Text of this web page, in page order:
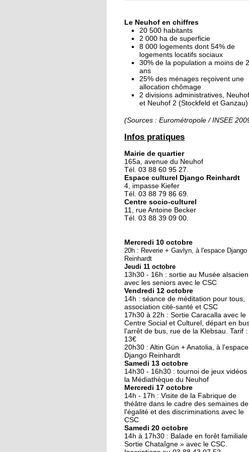
ciel ouvert »
16 octobre 2018
Un vécu de poids
15 octobre 2018
Difracto : devenir un pro
avec Django
Le vrac s'invite au Neuhof
11 octobre 2018
Les petites filles
chaussent leurs
10 octobre 2018
Nouveau look pour une
nouvelle mairie
19 octobre 2017
Face au challenge du
numérique
19 octobre 2017
La précarité tue
18 octobre 2017
Quatre décennies au
chevet du Neuhof
18 octobre 2017
Le Neuhof en chiffres
20 500 habitants
2 000 ha de superficie
8 000 logements dont 54% de
logements locatifs sociaux
30% de la population a moins de
ans
25% des ménages reçoivent une
allocation chômage
2 divisions administratives,
et Neuhof 2 (Stockfeld et Ganzau)
(Sources : Eurométropole / INSEE
Infos pratiques
Mairie de quartier
165a, avenue du Neuhof
Tél. 03 88 60 95 27.
Espace culturel Django Reinhardt
4, impasse Kiefer
Tél. 03 88 79 86 69.
Centre socio-culturel
11, rue Antoine Becker
Tél. 03 88 39 09 00.
Mercredi 10 octobre
20h : Reverie + Gavlyn, à l'espace Django
Reinhardt
Jeudi 11 octobre
13h30 - 16h : sortie au Musée alsacien
avec les seniors avec le CSC
Vendredi 12 octobre
14h : séance de méditation pour tous,
association cité-santé et CSC
17h30 à 22h : Sortie Caracalla avec le
Centre Social et Culturel, départ en
l'arrêt de bus, rue de la Klebsau. Tarif :
13€
20h30 : Altin Gün + Anatolia, à l'espace
Django Reinhardt
Samedi 13 octobre
14h30 - 16h30 : tournoi de jeux vidéos
la Médiathèque du Neuhof
Mercredi 17 octobre
14h - 17h : Visite de la Fabrique de
théâtre dans le cadre des semaines de
l'égalité et des discriminations avec le
CSC
Samedi 20 octobre
14h à 17h30 : Balade en forêt familiale
Sortie Chataîgne » avec le CSC.